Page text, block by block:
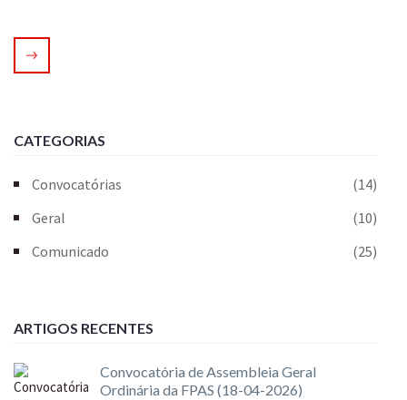
CATEGORIAS
Convocatórias
(14)
Geral
(10)
Comunicado
(25)
ARTIGOS RECENTES
Convocatória de Assembleia Geral
Ordinária da FPAS (18-04-2026)